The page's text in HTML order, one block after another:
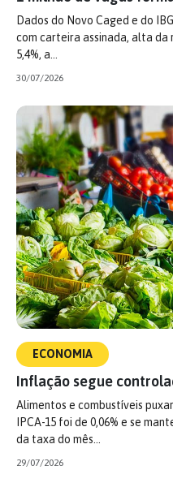
Dados do Novo Caged e do
com carteira assinada, alta da
5,4%, a…
30/07/2026
ECONOMIA
Inflação segue
Alimentos e combustíveis
IPCA-15 foi de 0,06% e se
da taxa do mês…
29/07/2026